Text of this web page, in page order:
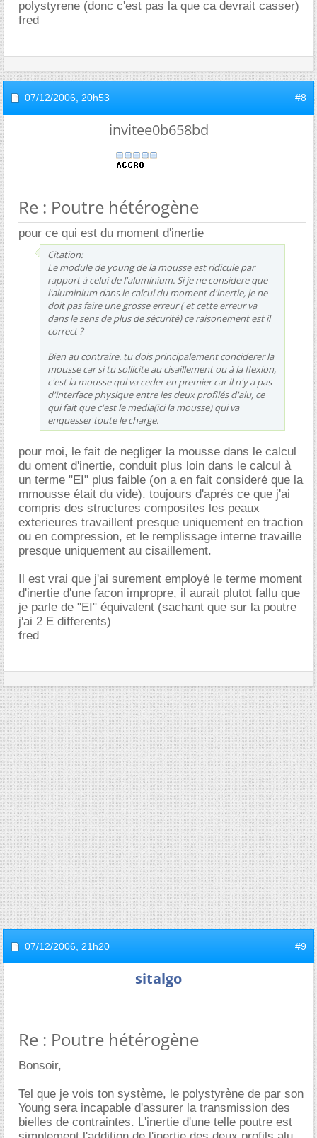
polystyrene (donc c'est pas la que ca devrait casser)
fred
07/12/2006, 20h53 #8
invitee0b658bd
Re : Poutre hétérogène
pour ce qui est du moment d'inertie
Citation:
Le module de young de la mousse est ridicule par
rapport à celui de l'aluminium. Si je ne considere que
l'aluminium dans le calcul du moment d'inertie, je ne
doit pas faire une grosse erreur ( et cette erreur va
dans le sens de plus de sécurité) ce raisonement est il
correct ?
Bien au contraire. tu dois principalement conciderer la
mousse car si tu sollicite au cisaillement ou à la flexion,
c'est la mousse qui va ceder en premier car il n'y a pas
d'interface physique entre les deux profilés d'alu, ce
qui fait que c'est le media(ici la mousse) qui va
enquesser toute le charge.
pour moi, le fait de negliger la mousse dans le calcul
du oment d'inertie, conduit plus loin dans le calcul à
un terme "EI" plus faible (on a en fait consideré que la
mmousse était du vide). toujours d'aprés ce que j'ai
compris des structures composites les peaux
exterieures travaillent presque uniquement en traction
ou en compression, et le remplissage interne travaille
presque uniquement au cisaillement.
Il est vrai que j'ai surement employé le terme moment
d'inertie d'une facon impropre, il aurait plutot fallu que
je parle de "EI" équivalent (sachant que sur la poutre
j'ai 2 E differents)
fred
07/12/2006, 21h20 #9
sitalgo
Re : Poutre hétérogène
Bonsoir,
Tel que je vois ton système, le polystyrène de par son
Young sera incapable d'assurer la transmission des
bielles de contraintes. L'inertie d'une telle poutre est